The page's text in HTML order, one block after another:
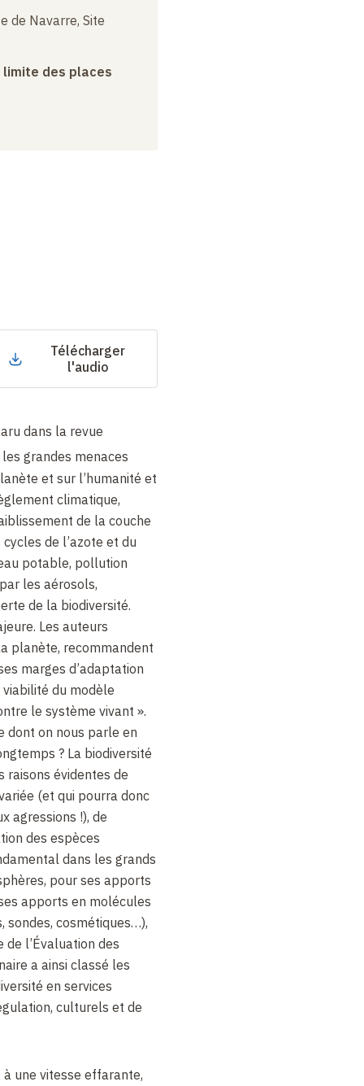
de Navarre, Site
limite des places
Télécharger
l'audio
dans la revue
grandes menaces
et sur l’humanité et
climatique,
de la couche
de l’azote et du
potable, pollution
les aérosols,
de la biodiversité.
Les auteurs
planète, recommandent
marges d’adaptation
du modèle
le système vivant ».
dont on nous parle en
? La biodiversité
raisons évidentes de
(et qui pourra donc
agressions !), de
des espèces
dans les grands
pour ses apports
apports en molécules
sondes, cosmétiques…),
l’Évaluation des
a ainsi classé les
en services
culturels et de
une vitesse effarante,